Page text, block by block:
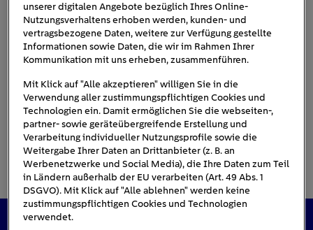
unserer digitalen Angebote bezüglich Ihres Online-
Nutzungsverhaltens erhoben werden, kunden- und
vertragsbezogene Daten, weitere zur Verfügung gestellte
Informationen sowie Daten, die wir im Rahmen Ihrer
Kommunikation mit uns erheben, zusammenführen.
Mit Klick auf "Alle akzeptieren" willigen Sie in die
Verwendung aller zustimmungspflichtigen Cookies und
Technologien ein. Damit ermöglichen Sie die webseiten-,
partner- sowie geräteübergreifende Erstellung und
Verarbeitung individueller Nutzungsprofile sowie die
Weitergabe Ihrer Daten an Drittanbieter (z. B. an
Werbenetzwerke und Social Media), die Ihre Daten zum Teil
in Ländern außerhalb der EU verarbeiten (Art. 49 Abs. 1
DSGVO). Mit Klick auf "Alle ablehnen" werden keine
zustimmungspflichtigen Cookies und Technologien
verwendet.